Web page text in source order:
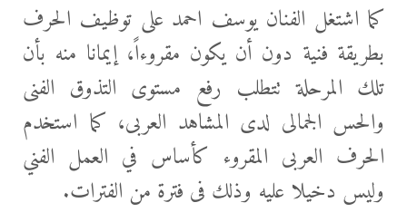
كما اشتغل الفنان يوسف احمد على توظيف الحرف
بطريقة فنية دون أن يكون مقروءاً، إيمانا منه بأن
تلك المرحلة تتطلب رفع مستوى التذوق الفنى
والحس الجمالى لدى المشاهد العربى، كما استخدم
الحرف العربى المقروء كأساس في العمل الفني
وليس دخيلا عليه وذلك فى فترة من الفترات.